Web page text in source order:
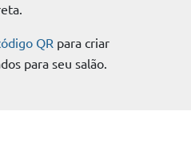
QR para criar
para seu salão.